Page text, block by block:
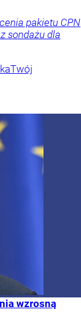
pakietu CPN
sondażu dla
Twój
wzrosną